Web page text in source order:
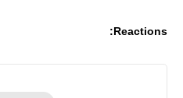
Reactions: